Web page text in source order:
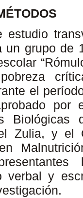
estudio
un grupo de
el
Zulia, y el
verbal y